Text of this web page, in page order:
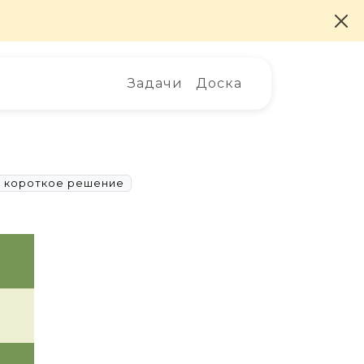
Задачи Доска
короткое решение